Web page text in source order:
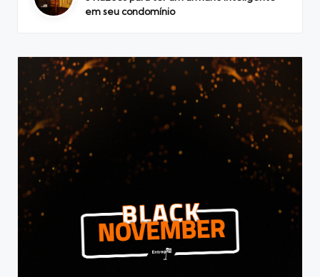
em seu condomínio